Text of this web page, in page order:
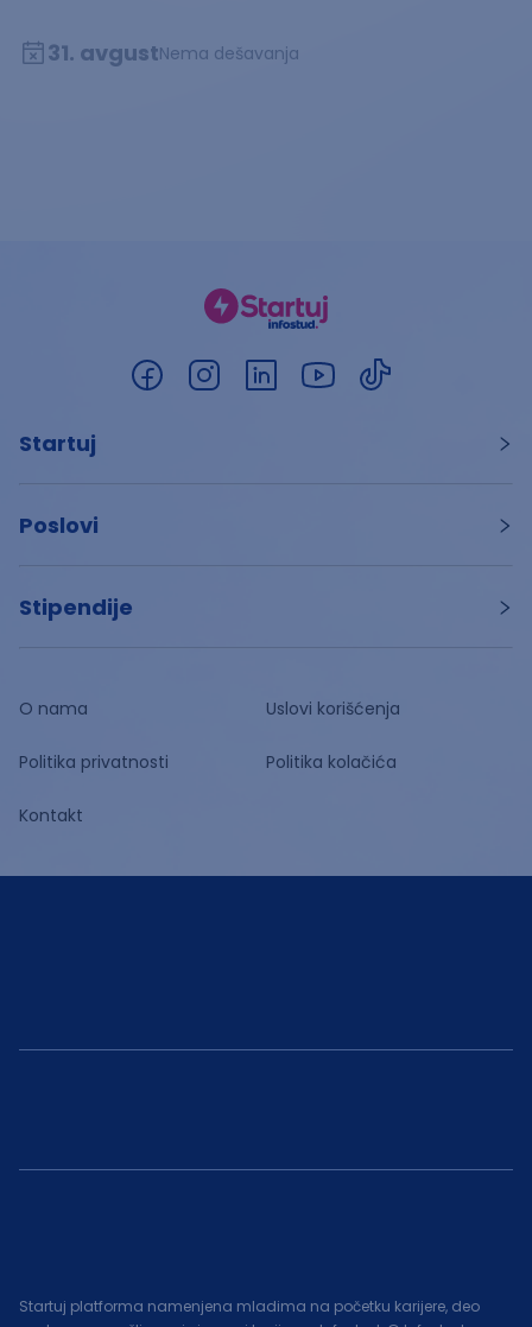
31. avgust Nema dešavanja
Startuj
Poslovi
Stipendije
O nama Uslovi korišćenja
Politika privatnosti Politika kolačića
Kontakt
Startuj platforma namenjena mladima na početku karijere, deo